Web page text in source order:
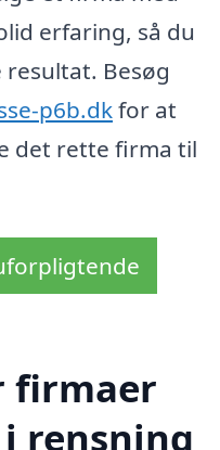
erfaring, så du
Besøg
p6b.dkfor at
det rette firma til
firmaer
rensning